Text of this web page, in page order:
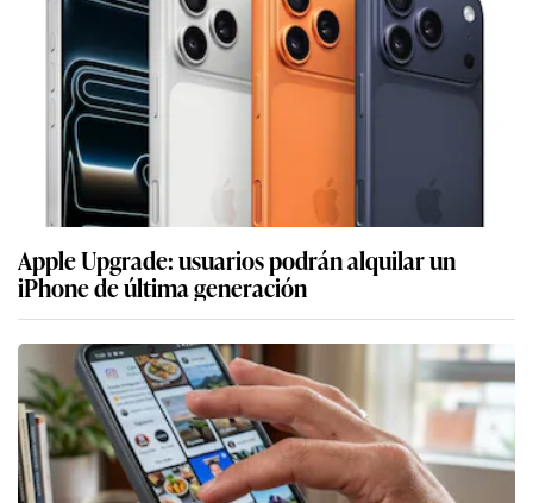
Apple Upgrade: usuarios podrán alquilar un
iPhone de última generación